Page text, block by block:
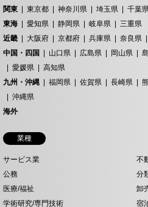
関東
東京都 神奈川県 埼玉県 千葉
東海
愛知県 静岡県 岐阜県
三重県
近畿
大阪府 京都府 兵庫県 奈良県
中国・四国
山口県 広島県 岡山県
愛媛県
高知県
九州・沖縄
福岡県 佐賀県 長崎県
沖縄県
海外
業種
サービス業
不
公務
分
医療/福祉
卸
学術研究/専門技術
宿